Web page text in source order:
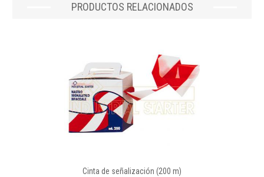
PRODUCTOS RELACIONADOS
Cinta de señalización (200 m)